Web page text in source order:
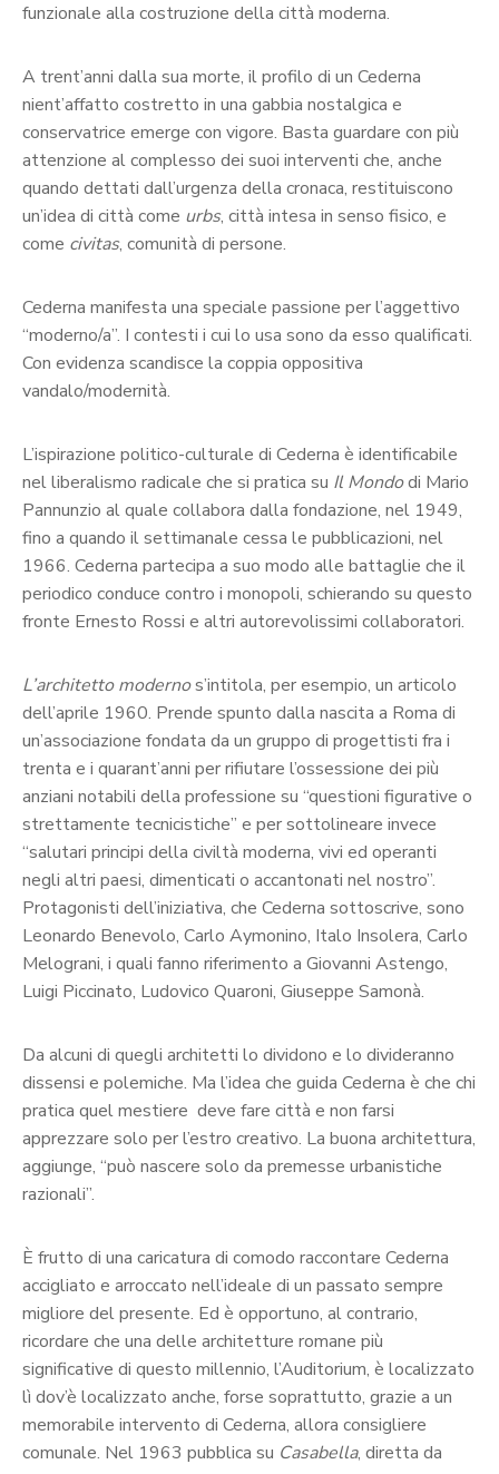
funzionale alla costruzione della città moderna.
A trent’anni dalla sua morte, il profilo di un Cederna
nient’affatto costretto in una gabbia nostalgica e
conservatrice emerge con vigore. Basta guardare con più
attenzione al complesso dei suoi interventi che, anche
quando dettati dall’urgenza della cronaca, restituiscono
un’idea di città come urbs, città intesa in senso fisico, e
come civitas, comunità di persone.
Cederna manifesta una speciale passione per l’aggettivo
“moderno/a”. I contesti i cui lo usa sono da esso qualificati.
Con evidenza scandisce la coppia oppositiva
vandalo/modernità.
L’ispirazione politico-culturale di Cederna è identificabile
nel liberalismo radicale che si pratica su Il Mondodi Mario
Pannunzio al quale collabora dalla fondazione, nel 1949,
fino a quando il settimanale cessa le pubblicazioni, nel
1966. Cederna partecipa a suo modo alle battaglie che il
periodico conduce contro i monopoli, schierando su questo
fronte Ernesto Rossi e altri autorevolissimi collaboratori.
L’architetto modernos’intitola, per esempio, un articolo
dell’aprile 1960. Prende spunto dalla nascita a Roma di
un’associazione fondata da un gruppo di progettisti fra i
trenta e i quarant’anni per rifiutare l’ossessione dei più
anziani notabili della professione su “questioni figurative o
strettamente tecnicistiche” e per sottolineare invece
“salutari principi della civiltà moderna, vivi ed operanti
negli altri paesi, dimenticati o accantonati nel nostro”.
Protagonisti dell’iniziativa, che Cederna sottoscrive, sono
Leonardo Benevolo, Carlo Aymonino, Italo Insolera, Carlo
Melograni, i quali fanno riferimento a Giovanni Astengo,
Luigi Piccinato, Ludovico Quaroni, Giuseppe Samonà.
Da alcuni di quegli architetti lo dividono e lo divideranno
dissensi e polemiche. Ma l’idea che guida Cederna è che chi
pratica quel mestiere deve fare città e non farsi
apprezzare solo per l’estro creativo. La buona architettura,
aggiunge, “può nascere solo da premesse urbanistiche
razionali”.
È frutto di una caricatura di comodo raccontare Cederna
accigliato e arroccato nell’ideale di un passato sempre
migliore del presente. Ed è opportuno, al contrario,
ricordare che una delle architetture romane più
significative di questo millennio, l’Auditorium, è localizzato
lì dov’è localizzato anche, forse soprattutto, grazie a un
memorabile intervento di Cederna, allora consigliere
comunale. Nel 1963 pubblica su Casabella, diretta da